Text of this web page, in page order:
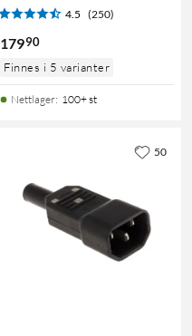
4.5 (250)
17990
Finnes i 5 varianter
Nettlager: 100+ st
50